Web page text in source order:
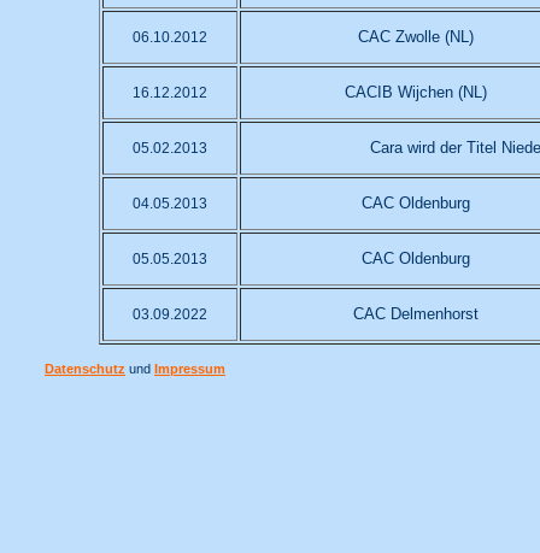
06.10.2012 CAC Zwolle (NL)
16.12.2012 CACIB Wijchen (NL)
05.02.2013 Cara wird der Titel
04.05.2013 CAC Oldenburg
05.05.2013 CAC Oldenburg
03.09.2022 CAC Delmenhorst
Datenschutz und Impressum